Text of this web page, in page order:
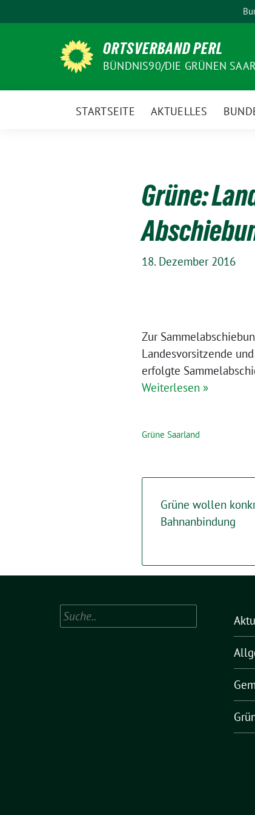
zum
ORTSVERBAND PERL
BÜNDNIS90/DIE GRÜNEN
STARTSEITE AKTUELLES
Grüne:
18. Dezember 2016
Zur
Landesvorsitzende
erfolgte
Weiterlesen »
Grüne Saarland
Grüne wollen
Bahnanbindung
Suchen